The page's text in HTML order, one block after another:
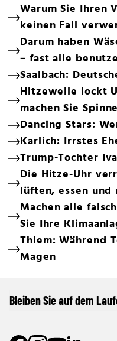
Warum Sie Ihren
keinen Fall
Darum haben
– fast alle
Saalbach:
Hitzewelle lockt
machen Sie
Dancing Stars:
Karlich: Irrstes
Trump-Tochter
Die Hitze-Uhr
lüften, essen
Machen alle
Sie Ihre
Thiem: Während
Magen
Bleiben Sie auf dem